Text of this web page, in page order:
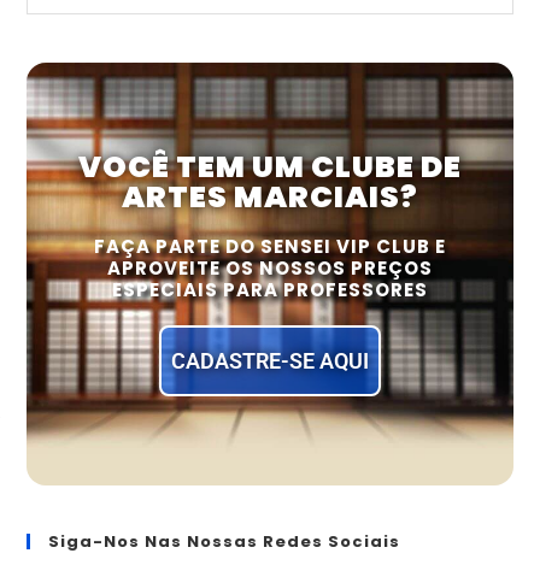
VOCÊ TEM UM CLUBE DE
ARTES MARCIAIS?
FAÇA PARTE DO SENSEI VIP CLUB E
APROVEITE OS NOSSOS PREÇOS
ESPECIAIS PARA PROFESSORES
CADASTRE-SE AQUI
Siga-Nos Nas Nossas Redes Sociais